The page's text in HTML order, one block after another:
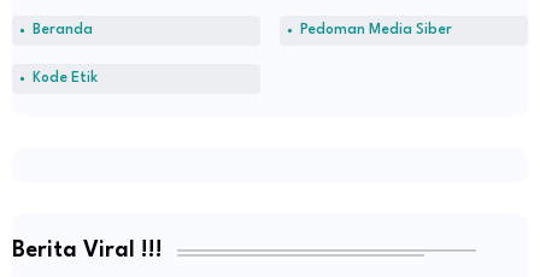
Beranda Pedoman Media Siber
Kode Etik
Berita Viral !!!